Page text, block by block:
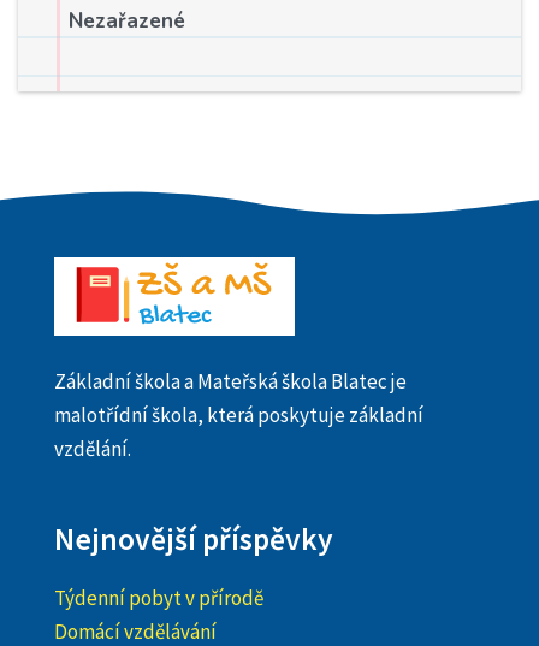
Nezařazené
Základní škola a Mateřská škola Blatec je
malotřídní škola, která poskytuje základní
vzdělání.
Nejnovější příspěvky
Týdenní pobyt v přírodě
Domácí vzdělávání